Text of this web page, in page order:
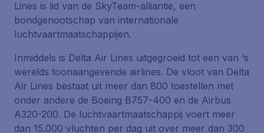
Lines is lid van de SkyTeam-alliantie, een
bondgenootschap van internationale
luchtvaartmaatschappijen.
Inmiddels is Delta Air Lines uitgegroeid tot een van ‘s
werelds toonaangevende airlines. De vloot van Delta
Air Lines bestaat uit meer dan 800 toestellen met
onder andere de Boeing B757-400 en de Airbus
A320-200. De luchtvaartmaatschappij voert meer
dan 15.000 vluchten per dag uit over meer dan 300